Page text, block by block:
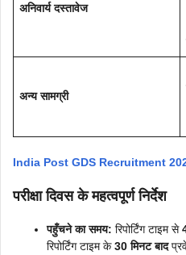
अनिवार्य दस्तावेज
अन्य सामग्री
India Post GDS Recruitment
परीक्षा दिवस के महत्वपूर्ण निर्देश
पहुँचने का समय: रिपोर्टिंग टाइम से
रिपोर्टिंग टाइम के30 मिनट बाद